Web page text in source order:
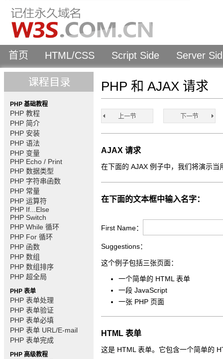
首页 HTML/CSS Script Side Server
PHP 基础教程
PHP 教程
PHP 简介
PHP 安装
PHP 语法
PHP 变量
PHP Echo / Print
PHP 数据类型
PHP 字符串函数
PHP 常量
PHP 运算符
PHP If...Else
PHP Switch
PHP While 循环
PHP For 循环
PHP 函数
PHP 数组
PHP 数组排序
PHP 超全局
PHP 表单
PHP 表单处理
PHP 表单验证
PHP 表单必填
PHP 表单 URL/E-mail
PHP 表单完成
PHP 高级教程
PHP 和 AJAX 请求
AJAX 请求
在下面的 AJAX 例子中，我们将演示
在下面的文本框中输入名字：
First Name：
Suggestions：
这个例子包括三张页面：
一个简单的 HTML 表单
一段 JavaScript
一张 PHP 页面
HTML 表单
这是 HTML 表单。它包含一个简单的